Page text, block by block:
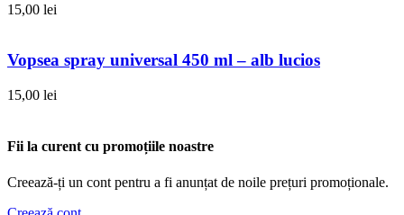
15,00 lei
Vopsea spray universal 450 ml – alb lucios
15,00 lei
Fii la curent cu promoțiile noastre
Creează-ți un cont pentru a fi anunțat de noile prețuri promoționale.